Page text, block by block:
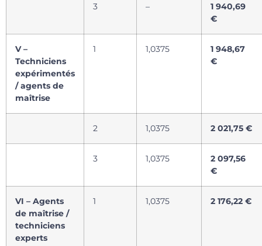
3 –
1 940,69
€
V –
Techniciens
expérimentés
/ agents de
maîtrise
1 1,0375
1 948,67
€
2 1,0375 2 021,75 €
3 1,0375
2 097,56
€
VI – Agents
de maîtrise /
techniciens
experts
1 1,0375 2 176,22 €